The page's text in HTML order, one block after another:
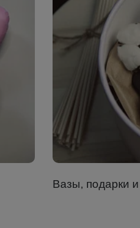
Вазы, подарки